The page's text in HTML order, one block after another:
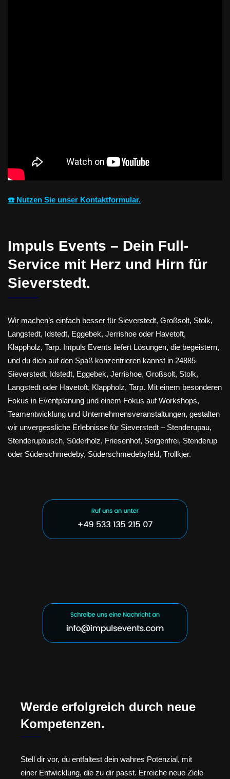
☎️ Nutzen Sie unser Kontaktformular.
Impuls Events – Dein Full-
Service mit Herz und Hirn für
Sieverstedt.
Wir machen’s einfach besser für Sieverstedt, Großsolt, Stolk,
Langstedt, Idstedt, Eggebek, Jerrishoe oder Havetoft,
Klappholz, Tarp. Impuls Events liefert Lösungen, die begeistern,
und du dich auf den Spaß konzentrieren kannst in 24885
Sieverstedt, Idstedt, Eggebek, Jerrishoe, Großsolt, Stolk,
Langstedt oder Havetoft, Klappholz, Tarp. Mit einem besonderen
Fokus in Eventplanung und einem Fokus auf Workshops,
Teamentwicklung und Unternehmensveranstaltungen, gestalten
wir unvergessliche Erlebnisse für Sieverstedt – Stenderupau,
Stenderupbusch, Süderholz, Friesenhof, Sorgenfrei, Stenderup
oder Süderschmedeby, Süderschmedebyfeld, Trollkjer.
Werde erfolgreich durch neue
Kompetenzen.
Stell dir vor, du entfaltest dein wahres Potenzial, mit
einer Entwicklung, die zu dir passt. Erreiche neue Ziele